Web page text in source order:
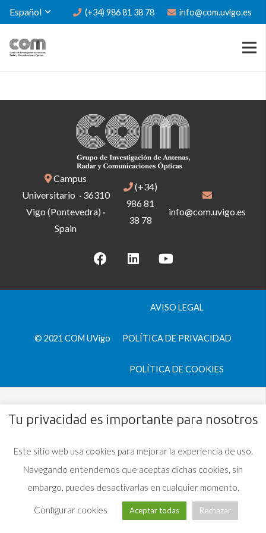
Español (+34) 986 81 38 78 info@com.uvigo.es
Campus
Universitario · 36310
Vigo (Pontevedra) ·
Spain
(+34)
986 81
38 78
info@com.uvigo.es
© 2021 COM UVigo
AVISO LEGAL
POLÍTICA DE PRIVACIDAD
POLÍTICA DE COOKIES
Tu privacidad es importante para nosotros
Este sitio web usa cookies para mejorar la experiencia de uso.
Navegando entendemos que aceptas dichas cookies, sin
embargo, puedes desactivarlas en cualquier momento.
Configurar cookies Aceptar todas Rechazar